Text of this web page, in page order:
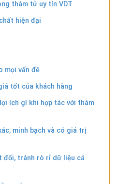
thám tử uy tín VDT
hiện đại
mọi vấn đề
tốt của khách hàng
ích gì khi hợp tác với thám
minh bạch và có giá trị
đối, tránh rò rỉ dữ liệu cá